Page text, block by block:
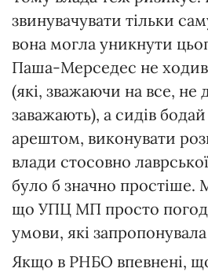
звинувачувати тільки
вона могла уникнути
Паша-Мерседес не ходив
(які, зважаючи на все,
заважають), а сидів
арештом, виконувати
влади стосовно
було б значно простіше.
що УПЦ МП просто
умови, які запропонувала
Якщо в РНБО впевнені,